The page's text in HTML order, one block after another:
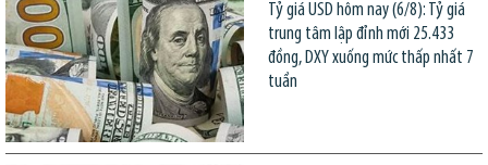
Tỷ giá USD hôm nay (6/8): Tỷ giá
trung tâm lập đỉnh mới 25.433
đồng, DXY xuống mức thấp nhất 7
tuần